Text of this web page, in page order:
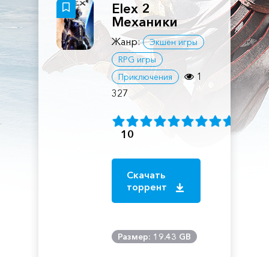
Elex 2
Механики
Жанр:
Экшен игры
RPG игры
Приключения
1
327
10
Скачать
торрент
Размер: 19.43 GB